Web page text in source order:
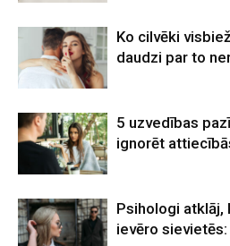
Ko cilvēki
daudzi par to
5 uzvedības
ignorēt
Psihologi
ievēro